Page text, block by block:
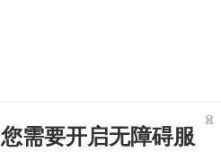
您需要开启无障碍服
